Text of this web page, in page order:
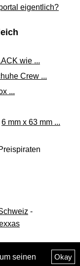
eigentlich?
wie ...
Crew ...
...
6 mm x 63 mm ...
-
Okay
seinen